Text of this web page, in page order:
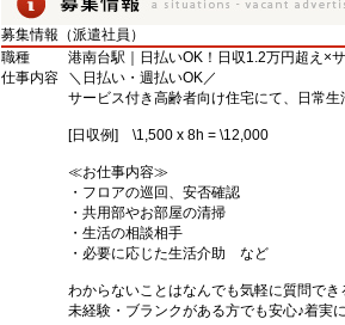
募集情報（派遣社員）
職種
港南台駅｜日払いOK！日収1.2万円超え×
仕事内容
＼日払い・週払いOK／
サービス付き高齢者向け住宅にて、日常
[日収例] \1,500 x 8h = \12,000
≪お仕事内容≫
・フロアの巡回、安否確認
・共用部やお部屋の清掃
・生活の相談相手
・必要に応じた生活介助 など
わからないことはなんでも気軽に質問でき
未経験・ブランクがある方でも安心♪着実